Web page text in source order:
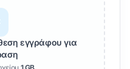
εγγράφου για